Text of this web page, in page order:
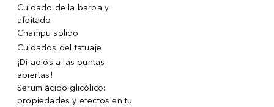
Cuidado de la barba y
afeitado
Champu solido
Cuidados del tatuaje
¡Di adiós a las puntas
abiertas!
Serum ácido glicólico:
propiedades y efectos en tu